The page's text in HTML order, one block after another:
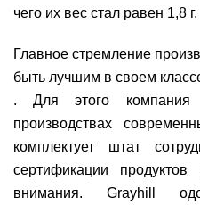
чего их вес стал равен 1,8 г.
Главное стремление
быть лучшим в своем
. Для этого компания
производствах
комплектует штат
сертификации
внимания. Grayhill